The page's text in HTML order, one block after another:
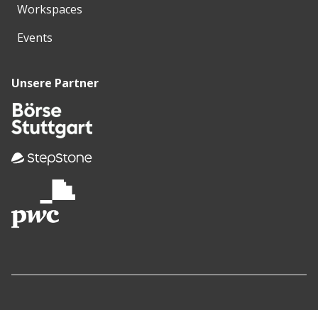
Workspaces
Events
Unsere Partner